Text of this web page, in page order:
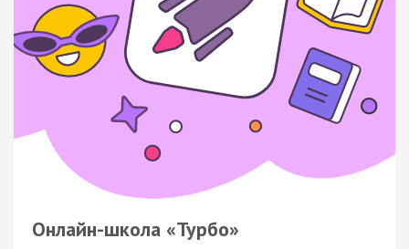
Онлайн-школа «Турбо»